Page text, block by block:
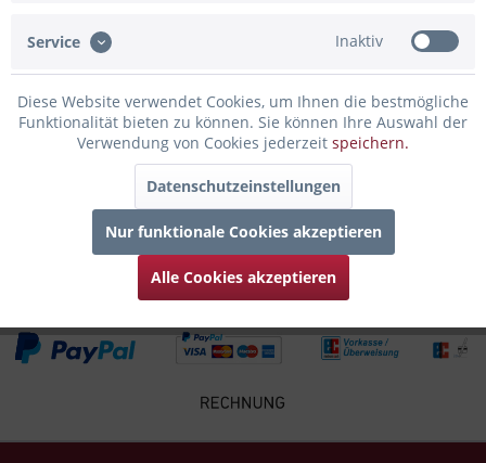
Infos zum Hersteller
Folgende Infos zum Hersteller sind verfübar......mehr
Zubehör 4
Kunden kauften auch
Kunden haben sich ebenfalls angesehen
Service Inaktiv
Diese Website verwendet Cookies, um Ihnen die bestmögliche
Funktionalität bieten zu können. Sie können Ihre Auswahl der
Verwendung von Cookies jederzeit speichern.
Datenschutzeinstellungen
Nur funktionale Cookies akzeptieren
Alle Cookies akzeptieren